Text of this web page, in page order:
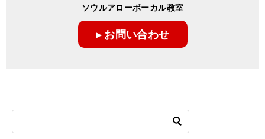
ソウルアローボーカル教室
▸ お問い合わせ